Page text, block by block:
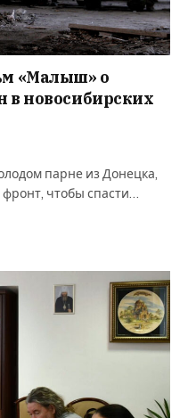
«Малыш» о
в новосибирских
парне из Донецка,
чтобы спасти…